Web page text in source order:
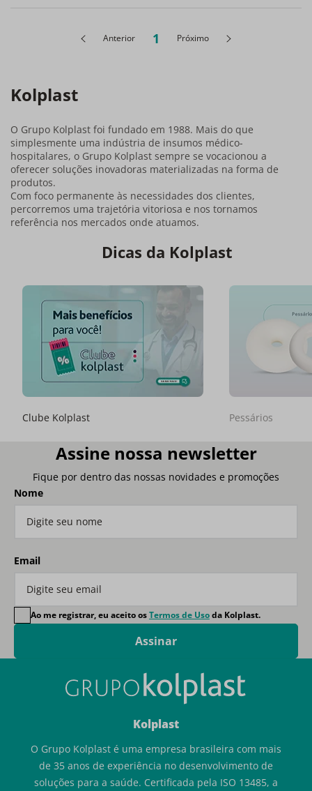
Anterior 1 Próximo
Kolplast
O Grupo Kolplast foi fundado em 1988. Mais do que
simplesmente uma indústria de insumos médico-
hospitalares, o Grupo Kolplast sempre se vocacionou a
oferecer soluções inovadoras materializadas na forma de
produtos.
Com foco permanente às necessidades dos clientes,
percorremos uma trajetória vitoriosa e nos tornamos
referência nos mercados onde atuamos.
Dicas da Kolplast
Clube Kolplast Pessários
Assine nossa newsletter
Fique por dentro das nossas novidades e promoções
Nome
Email
Assinar
Ao me registrar, eu aceito osTermos de Usoda Kolplast.
Kolplast
O Grupo Kolplast é uma empresa brasileira com mais
de 35 anos de experiência no desenvolvimento de
soluções para a saúde. Certificada pela ISO 13485, a